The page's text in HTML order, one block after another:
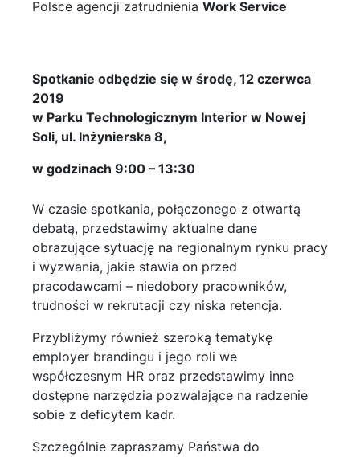
Polsce agencji zatrudnienia Work Service
Spotkanie odbędzie się w środę, 12 czerwca
2019
w Parku Technologicznym Interior w Nowej
Soli, ul. Inżynierska 8,
w godzinach 9:00 – 13:30
W czasie spotkania, połączonego z otwartą
debatą, przedstawimy aktualne dane
obrazujące sytuację na regionalnym rynku pracy
i wyzwania, jakie stawia on przed
pracodawcami – niedobory pracowników,
trudności w rekrutacji czy niska retencja.
Przybliżymy również szeroką tematykę
employer brandingu i jego roli we
współczesnym HR oraz przedstawimy inne
dostępne narzędzia pozwalające na radzenie
sobie z deficytem kadr.
Szczególnie zapraszamy Państwa do